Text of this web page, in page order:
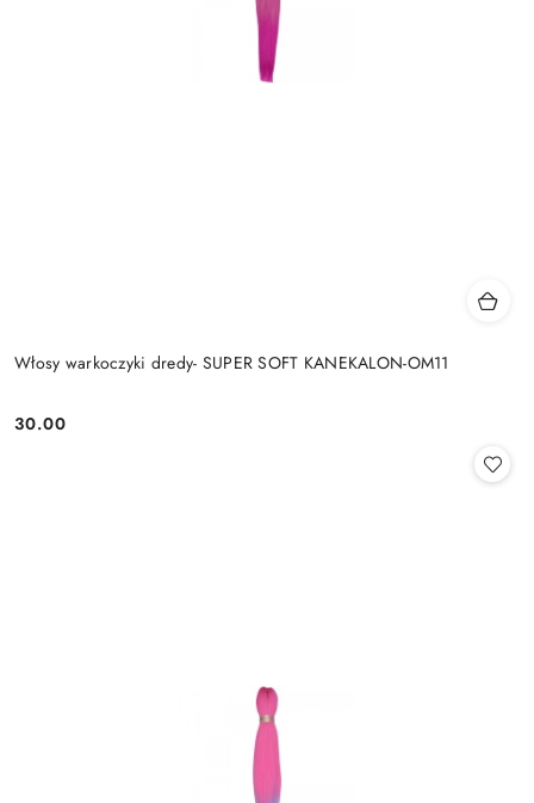
Włosy warkoczyki dredy- SUPER SOFT KANEKALON-OM11
Cena:
30.00